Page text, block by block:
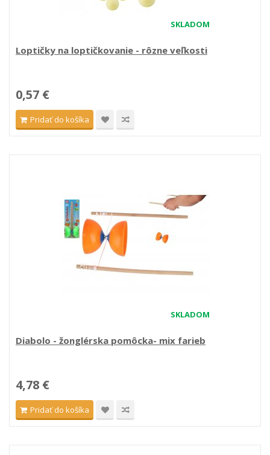
SKLADOM
Loptičky na loptičkovanie - rôzne veľkosti
0,57 €
Pridať do košíka
SKLADOM
Diabolo - žonglérska pomôcka- mix farieb
4,78 €
Pridať do košíka